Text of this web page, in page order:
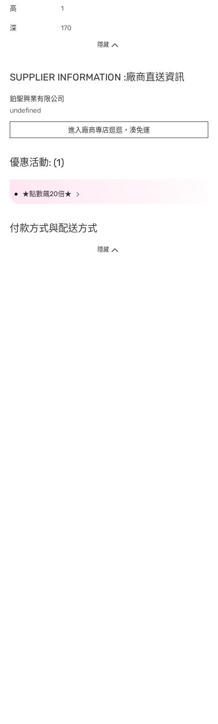
高 1
深 170
隱藏
SUPPLIER INFORMATION :廠商直送資訊
鉑聖興業有限公司
undefined
進入廠商專店逛逛，湊免運
優惠活動: (1)
★點數飆20倍★
付款方式與配送方式
隱藏